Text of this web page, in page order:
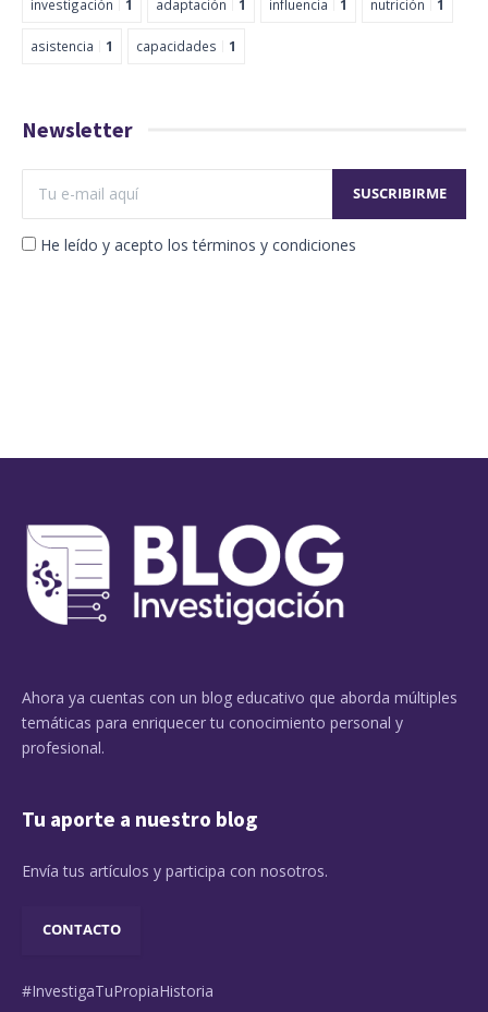
investigación 1 adaptación 1 influencia 1 nutrición 1
asistencia 1 capacidades 1
Newsletter
He leído y acepto los términos y condiciones
Ahora ya cuentas con un blog educativo que aborda múltiples
temáticas para enriquecer tu conocimiento personal y
profesional.
Tu aporte a nuestro blog
Envía tus artículos y participa con nosotros.
CONTACTO
#InvestigaTuPropiaHistoria